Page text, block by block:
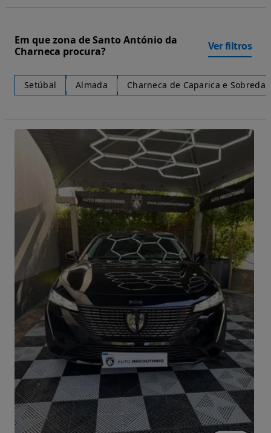
Em que zona de Santo António da
Charneca procura?
Ver filtros
Setúbal Almada Charneca de Caparica e Sobreda